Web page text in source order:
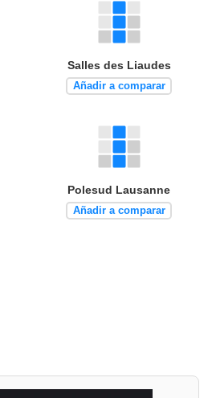
Salles des Liaudes
Añadir a comparar
Polesud Lausanne
Añadir a comparar